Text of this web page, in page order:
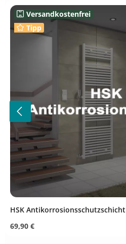
Versandkostenfrei
Tipp
HSK Antikorrosionsschutzschicht
Regulärer Preis:
69,90 €